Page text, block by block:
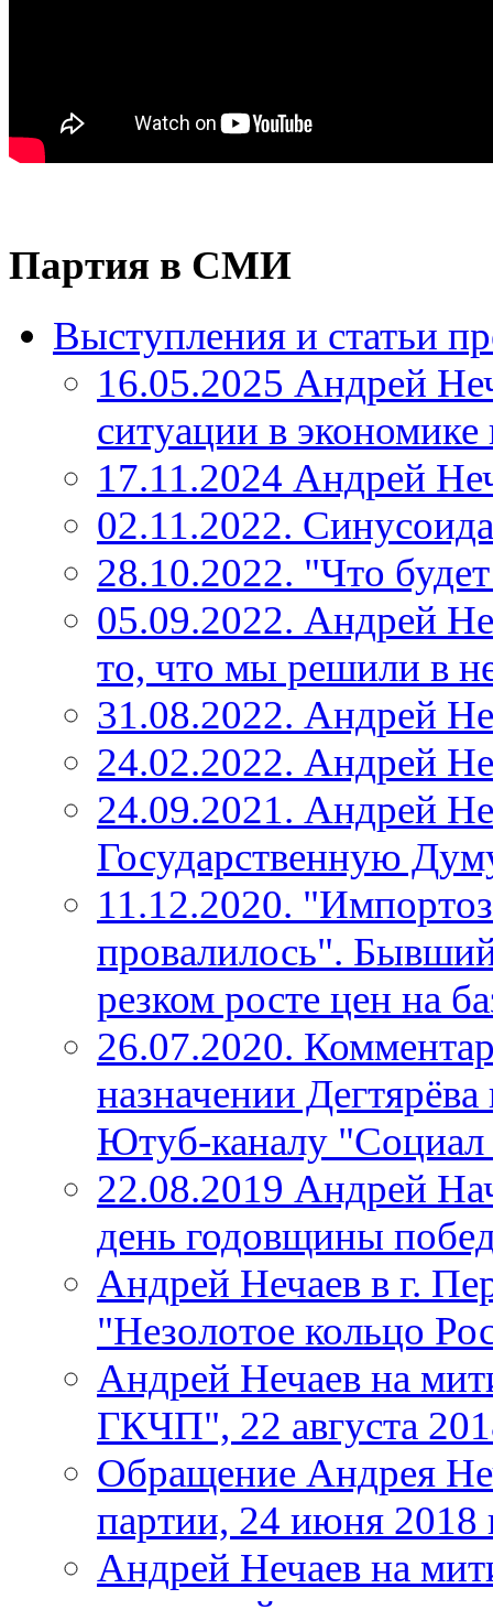
Партия в СМИ
Выступления и статьи
16.05.2025 Андрей
ситуации в
17.11.2024 Андрей
02.11.2022.
28.10.2022. "Что
05.09.2022. Андрей
то, что мы решили в
31.08.2022. Андрей
24.02.2022. Андрей
24.09.2021. Андрей
Государственную
11.12.2020.
провалилось".
резком росте цен на
26.07.2020.
назначении
Ютуб-каналу "Социал
22.08.2019 Андрей
день годовщины
Андрей Нечаев в г.
"Незолотое кольцо
Андрей Нечаев на
ГКЧП", 22 августа
Обращение Андрея
партии, 24 июня 2018
Андрей Нечаев на